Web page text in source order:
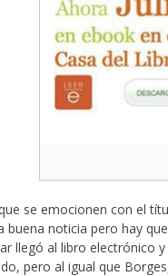
se emocionen con el
buena noticia pero hay
llegó al libro electrónico
pero al igual que